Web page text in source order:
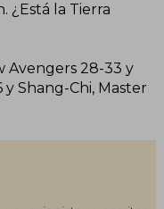
¿Está la Tierra
Avengers 28-33 y
y Shang-Chi, Master